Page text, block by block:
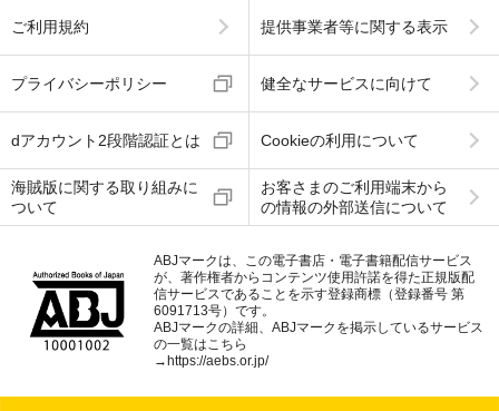
ご利用規約 提供事業者等に関する表示
プライバシーポリシー 健全なサービスに向けて
dアカウント2段階認証とは Cookieの利用について
海賊版に関する取り組みに
ついて
お客さまのご利用端末から
の情報の外部送信について
ABJマークは、この電子書店・電子書籍配信サービス
が、著作権者からコンテンツ使用許諾を得た正規版配
信サービスであることを示す登録商標（登録番号 第
6091713号）です。
ABJマークの詳細、ABJマークを掲示しているサービス
の一覧はこちら
→ https://aebs.or.jp/